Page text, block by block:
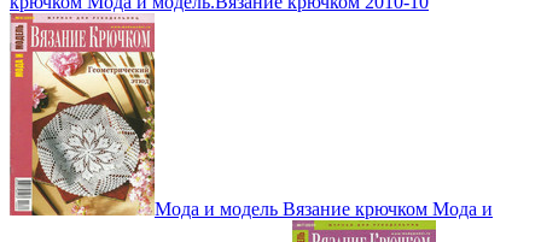
Мода и модель Вязание крючком Мода и